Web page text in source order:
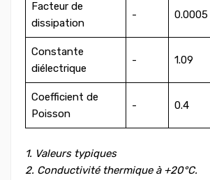
Facteur de
dissipation
- 0.0005
Constante
diélectrique
- 1.09
Coefficient de
Poisson
- 0.4
1. Valeurs typiques
2. Conductivité thermique à +20°C.